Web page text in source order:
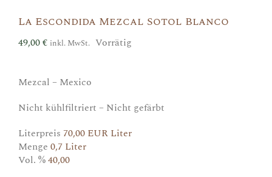
La Escondida Mezcal Sotol Blanco
49,00€ inkl. MwSt. Vorrätig
Mezcal – Mexico
Nicht kühlfiltriert – Nicht gefärbt
Literpreis 70,00 EUR Liter
Menge 0,7 Liter
Vol. %40,00